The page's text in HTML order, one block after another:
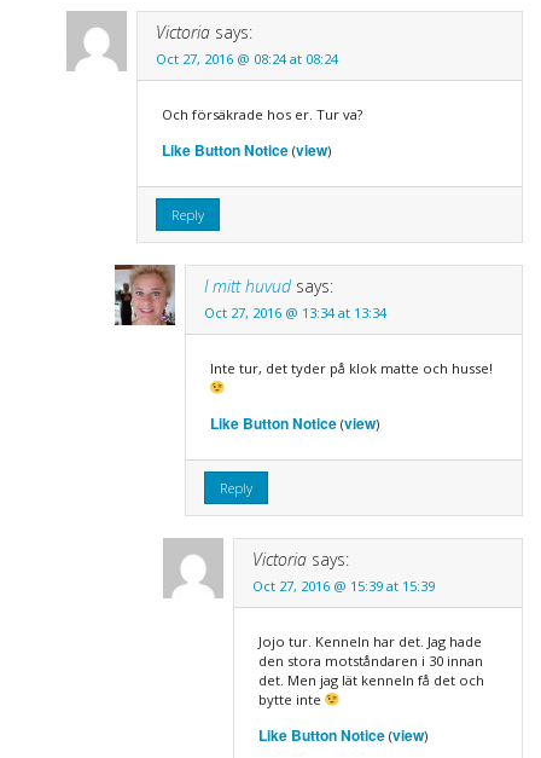
Victoria says:
Oct 27, 2016 @ 08:24 at 08:24
Och försäkrade hos er. Tur va?
Like Button Notice(view)
Reply
I mitt huvud says:
Oct 27, 2016 @ 13:34 at 13:34
Inte tur, det tyder på klok matte och husse!
Like Button Notice(view)
Reply
Victoria says:
Oct 27, 2016 @ 15:39 at 15:39
Jojo tur. Kenneln har det. Jag hade
den stora motståndaren i 30 innan
det. Men jag lät kenneln få det och
bytte inte
Like Button Notice(view)